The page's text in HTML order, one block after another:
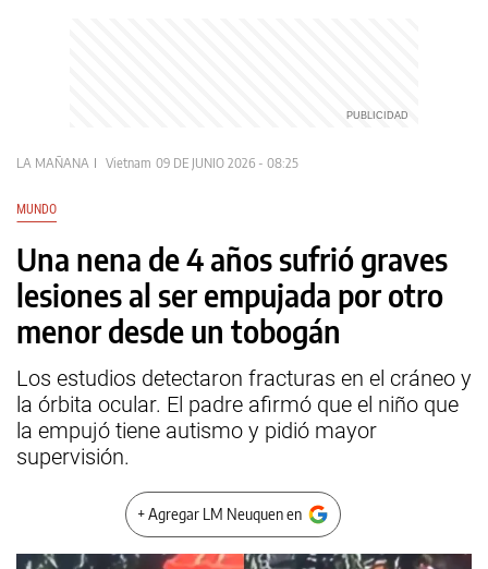
LA MAÑANA Vietnam 09 DE JUNIO 2026 - 08:25
MUNDO
Una nena de 4 años sufrió graves
lesiones al ser empujada por otro
menor desde un tobogán
Los estudios detectaron fracturas en el cráneo y
la órbita ocular. El padre afirmó que el niño que
la empujó tiene autismo y pidió mayor
supervisión.
+ Agregar LM Neuquen en